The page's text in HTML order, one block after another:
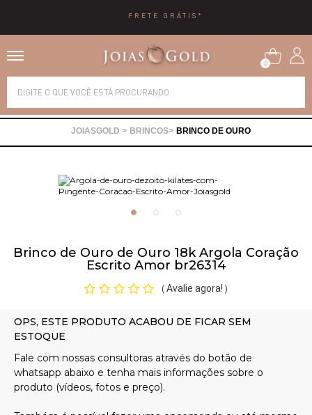
FRETE GRÁTIS*
0
BRINCOS BRINCO DE OURO
Brinco de Ouro de Ouro 18k Argola Coração
Escrito Amor br26314
( Avalie agora! )
Alianças
Brincos
Gargantilhas
Piercing